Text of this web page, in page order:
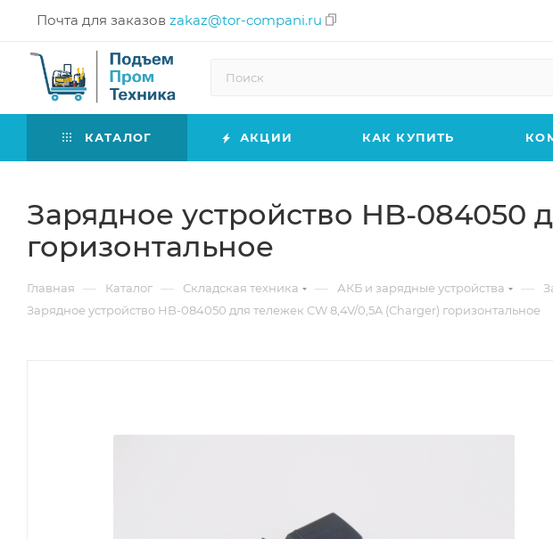
Почта для заказов zakaz@tor-compani.ru
КАТАЛОГ АКЦИИ КАК КУПИТЬ
Зарядное устройство HB-084050
горизонтальное
Главная — Каталог — Складская техника — АКБ и зарядные устройства —
Зарядное устройство HB-084050 для тележек CW 8,4V/0,5A (Charger) горизонтальное